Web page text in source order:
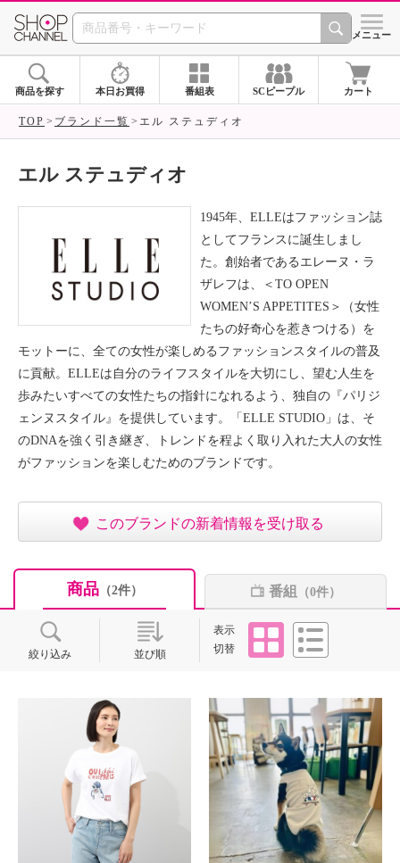
SHOP CHANNEL ショッ
メニュー
商品を探す 本日お買得 番組表 SCピープル カート
TOP ブランド一覧 エル ステュディオ
エル ステュディオ
1945年、ELLEはファッション誌
としてフランスに誕生しまし
た。創始者であるエレーヌ・ラ
ザレフは、＜TO OPEN
WOMEN’S APPETITES＞（女性
たちの好奇心を惹きつける）を
モットーに、全ての女性が楽しめるファッションスタイルの普及
に貢献。ELLEは自分のライフスタイルを大切にし、望む人生を
歩みたいすべての女性たちの指針になれるよう、独自の『パリジ
ェンヌスタイル』を提供しています。「ELLE STUDIO」は、そ
のDNAを強く引き継ぎ、トレンドを程よく取り入れた大人の女性
がファッションを楽しむためのブランドです。
このブランドの新着情報を受け取る
商品（2件） 番組 （0件）
絞り込み 並び順
表示
切替
タイル